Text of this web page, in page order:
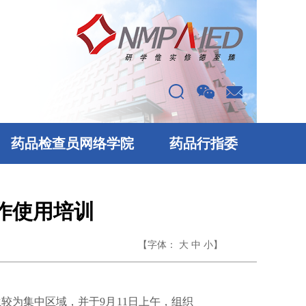
药品检查员网络学院 药品行指委
使用培训
【字体： 大 中 小】
为集中区域，并于9月 11 日 上午， 组织